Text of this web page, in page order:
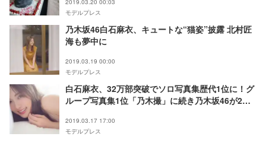
2019.03.20 00:03
モデルプレス
乃木坂46白石麻衣、キュートな“猫姿”披露 北村匠
海も夢中に
2019.03.19 00:00
モデルプレス
白石麻衣、32万部突破でソロ写真集歴代1位に！グ
ループ写真集1位「乃木撮」に続き乃木坂46が2冠
2019.03.17 17:00
モデルプレス